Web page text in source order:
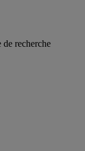
recherche